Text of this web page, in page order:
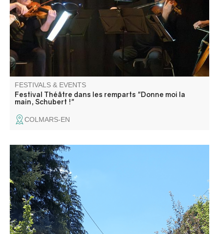
direct par le quatuor à cordes. Un moment intense.
FESTIVALS & EVENTS
Festival Théâtre dans les remparts "Donne moi la
main, Schubert !"
COLMARS-EN
A stroll to discover this resort and the secret corners that
delighted the first holidaymakers at the very beginning of
the 20th century.